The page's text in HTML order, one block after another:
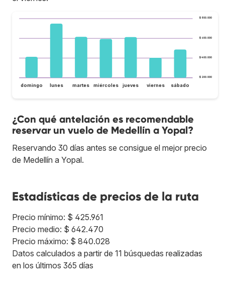
$ 200.000
$ 400.000
$ 600.000
$ 800.000
domingo lunes martes miércoles jueves viernes sábado
¿Con qué antelación es recomendable
reservar un vuelo de Medellín a Yopal?
Reservando 30 días antes se consigue el mejor precio
de Medellín a Yopal.
Estadísticas de precios de la ruta
Precio mínimo: $ 425.961
Precio medio: $ 642.470
Precio máximo: $ 840.028
Datos calculados a partir de 11 búsquedas realizadas
en los últimos 365 días